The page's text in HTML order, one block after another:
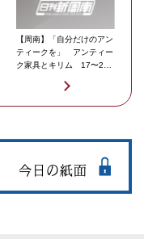
【周南】「自分だけのアン
ティークを」 アンティー
ク家具とキリム 17〜20